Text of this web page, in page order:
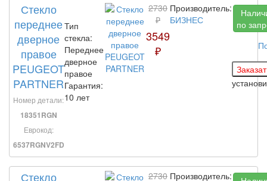
Стекло
переднее
дверное
правое
PEUGEOT
PARTNER
Номер детали:
18351RGN
Еврокод:
6537RGNV2FD
Тип
стекла:
Переднее
дверное
правое
Гарантия:
10 лет
2730
₽
3549
₽
Производитель:
БИЗНЕС
по
Стекло
2730 Производитель: